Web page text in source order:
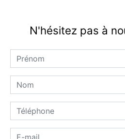
N'hésitez pas à